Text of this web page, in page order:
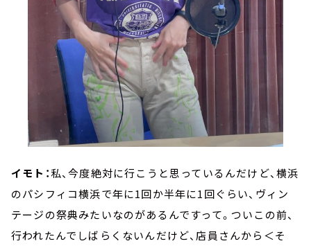
イモト：私、今度絶対に行こうと思っているんだけど、横浜
のパシフィコ横浜で年に1回か半年に1回ぐらい、ヴィン
テージの祭典みたいなのがあるんですって。ついこの前、
行われたんでしばらくないんだけど、店員さんから＜そ